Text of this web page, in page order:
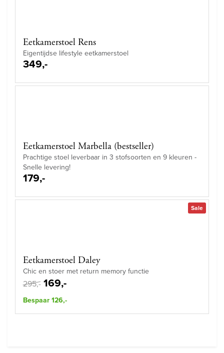
Eetkamerstoel Rens
Eigentijdse lifestyle eetkamerstoel
349,-
Eetkamerstoel Marbella (bestseller)
Prachtige stoel leverbaar in 3 stofsoorten en 9 kleuren -
Snelle levering!
179,-
Sale
Eetkamerstoel Daley
Chic en stoer met return memory functie
295,- 169,-
Bespaar 126,-